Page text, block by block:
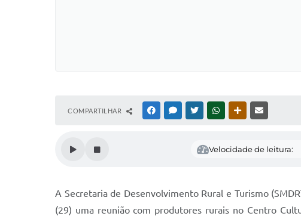
COMPARTILHAR FACEBOOKMESSENGER
TWITTERWHATSAPPOUTRAS MÍDIAS
Velocidade de leitura:
A Secretaria de Desenvolvimento Rural e Turismo
(29) uma reunião com produtores rurais no Centro